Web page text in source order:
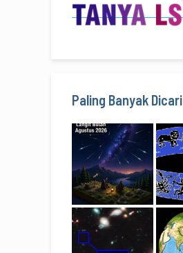
Paling Banyak Dicari